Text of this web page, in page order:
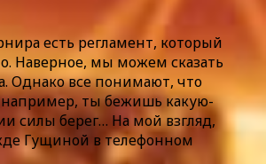
есть регламент, который
Наверное, мы можем сказать
Однако все понимают, что
например, ты бежишь какую-
силы берег… На мой взгляд,
Гущиной в телефонном